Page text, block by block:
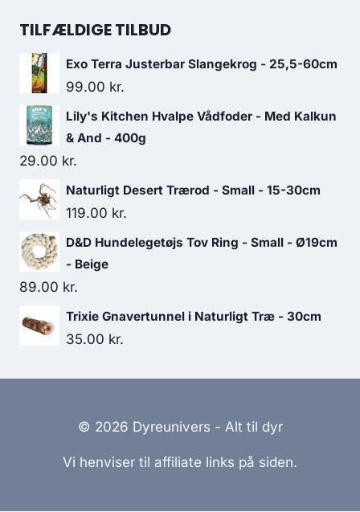
18.75 kr..17.50 kr..
pris
123.75 kr..107.50 kr..
TILFÆLDIGE TILBUD
Exo Terra Justerbar Slangekrog - 25,5-60cm
99.00 kr.
Lily's Kitchen Hvalpe Vådfoder - Med Kalkun
& And - 400g
29.00 kr.
Naturligt Desert Trærod - Small - 15-30cm
119.00 kr.
D&D Hundelegetøjs Tov Ring - Small - Ø19cm
- Beige
89.00 kr.
Trixie Gnavertunnel i Naturligt Træ - 30cm
35.00 kr.
© 2026 Dyreunivers - Alt til dyr
Vi henviser til affiliate links på siden.